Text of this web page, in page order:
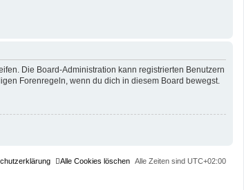
Die Board-Administration kann registrierten Benutzern
Forenregeln, wenn du dich in diesem Board bewegst.
Alle Zeiten sind UTC+02:00
Alle Cookies löschen